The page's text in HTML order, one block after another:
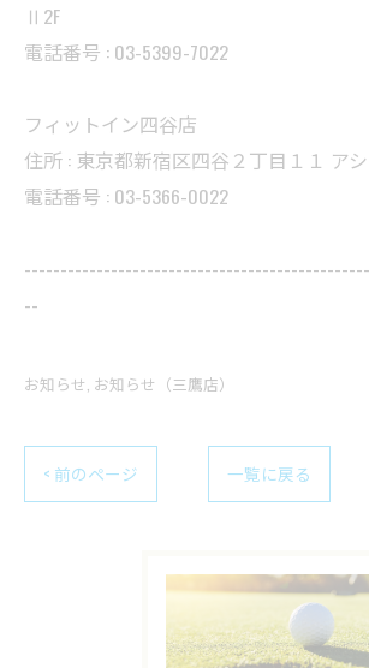
Ⅱ2F
電話番号 : 03-5399-7022
フィットイン四谷店
住所 : 東京都新宿区四谷２丁目１１ ア
電話番号 : 03-5366-0022
--
お知らせ お知らせ（三鷹店）
< 前のページ 一覧に戻る